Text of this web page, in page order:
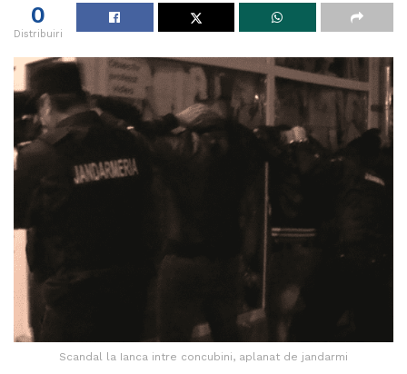
0
Distribuiri
Scandal la Ianca intre concubini, aplanat de jandarmi